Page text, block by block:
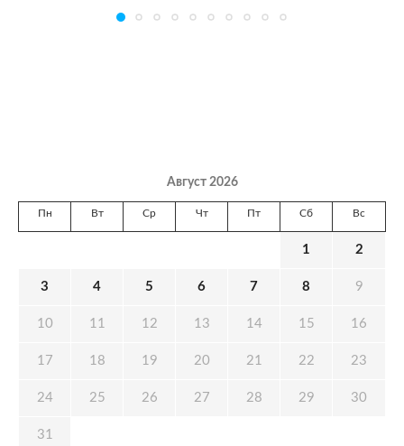
Август 2026
Пн Вт Ср Чт Пт Сб Вс
1 2
3 4 5 6 7 8 9
10 11 12 13 14 15 16
17 18 19 20 21 22 23
24 25 26 27 28 29 30
31